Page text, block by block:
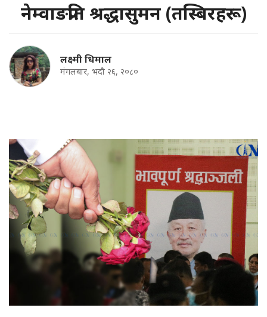
नेम्वाङप्रति श्रद्धासुमन (तस्बिरहरू)
लक्ष्मी धिमाल
मंगलबार, भदौ २६, २०८०